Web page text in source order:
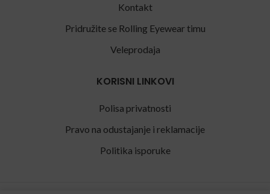
Kontakt
Pridružite se Rolling Eyewear timu
Veleprodaja
KORISNI LINKOVI
Polisa privatnosti
Pravo na odustajanje i reklamacije
Politika isporuke